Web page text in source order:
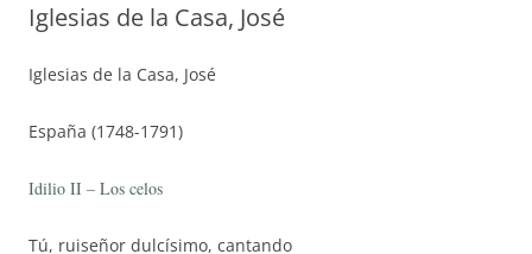
Iglesias de la Casa, José
Iglesias de la Casa, José
España (1748-1791)
Idilio II – Los celos
Tú, ruiseñor dulcísimo, cantando